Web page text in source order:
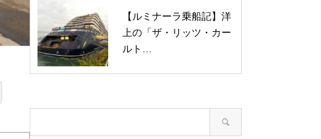
【ルミナーラ乗船記】洋
上の「ザ・リッツ・カー
ルト…